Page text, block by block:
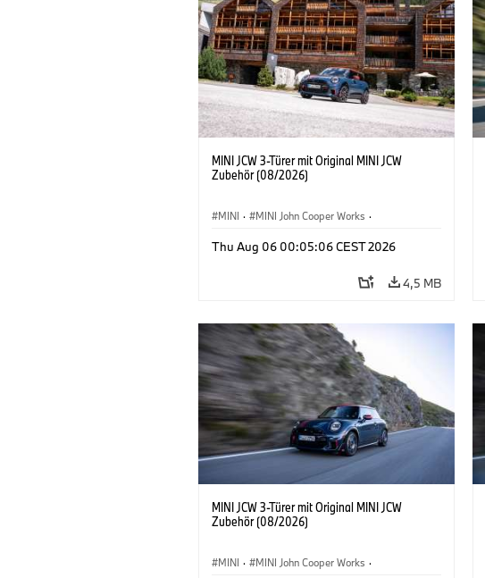
MINI JCW 3-Türer mit Original MINI JCW
Zubehör (08/2026)
MINI · MINI John Cooper Works ·
Sonderausstattungen, Zubehör
Thu Aug 06 00:05:06 CEST 2026
4,5 MB
MINI JCW 3-Türer mit Original MINI JCW
Zubehör (08/2026)
MINI · MINI John Cooper Works ·